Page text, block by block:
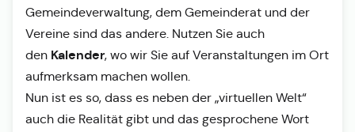
Gemeindeverwaltung, dem Gemeinderat und der
Vereine sind das andere. Nutzen Sie auch
den Kalender, wo wir Sie auf Veranstaltungen im Ort
aufmerksam machen wollen.
Nun ist es so, dass es neben der „virtuellen Welt“
auch die Realität gibt und das gesprochene Wort